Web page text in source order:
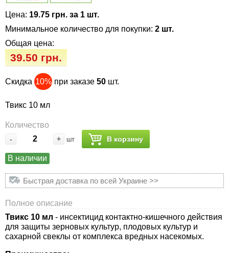
Цена: 19.75 грн. за 1 шт.
Минимальное количество для покупки: 2 шт.
Общая цена:
39.50 грн.
Скидка 10% при заказе50 шт.
Твикс 10 мл
Количество
- + шт В корзину
В наличии
Быстрая доставка по всей Украине >>
Полное описание
Твикс 10 мл - инсектицид контактно-кишечного действия
для защиты зерновых культур, плодовых культур и
сахарной свеклы от комплекса вредных насекомых.
Семена перца
Семена петрушки
Семена пряных трав
Семена редиса
Семена редьки
Семена салата
Семена свеклы
Семена сельдерея
Семена сидератов
Удобрения «Сударушка», «Рязаночка»
100 г
Удобрения «Чистый лист» кристаллические
300 г
Удобрения «Чистый лист» Успех
Опрыскиватели
Горшки для цветов, кашпо
Перчатки
Тенты
Средства защиты от колорадского жука
Средства защиты от тараканов, прусаков,
клещей, ос, мошек, слепней
Средства защиты от мух